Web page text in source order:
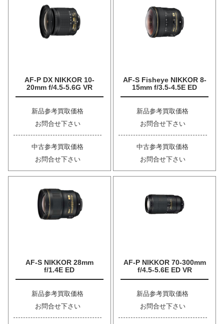
AF-P DX NIKKOR 10-
20mm f/4.5-5.6G VR
新品参考買取価格
お問合せ下さい
中古参考買取価格
お問合せ下さい
AF-S Fisheye NIKKOR 8-
15mm f/3.5-4.5E ED
新品参考買取価格
お問合せ下さい
中古参考買取価格
お問合せ下さい
AF-S NIKKOR 28mm
f/1.4E ED
新品参考買取価格
お問合せ下さい
AF-P NIKKOR 70-300mm
f/4.5-5.6E ED VR
新品参考買取価格
お問合せ下さい